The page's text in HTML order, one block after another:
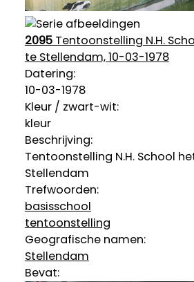
2095Tentoonstelling N.H.
te Stellendam, 10-03-1978
Datering:
10-03-1978
Kleur / zwart-wit:
kleur
Beschrijving:
Tentoonstelling N.H. School
Stellendam
Trefwoorden:
basisschool
tentoonstelling
Geografische namen:
Stellendam
Bevat: